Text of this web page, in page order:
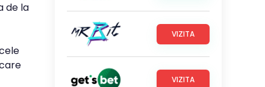
de la
VIZITA
VIZITA